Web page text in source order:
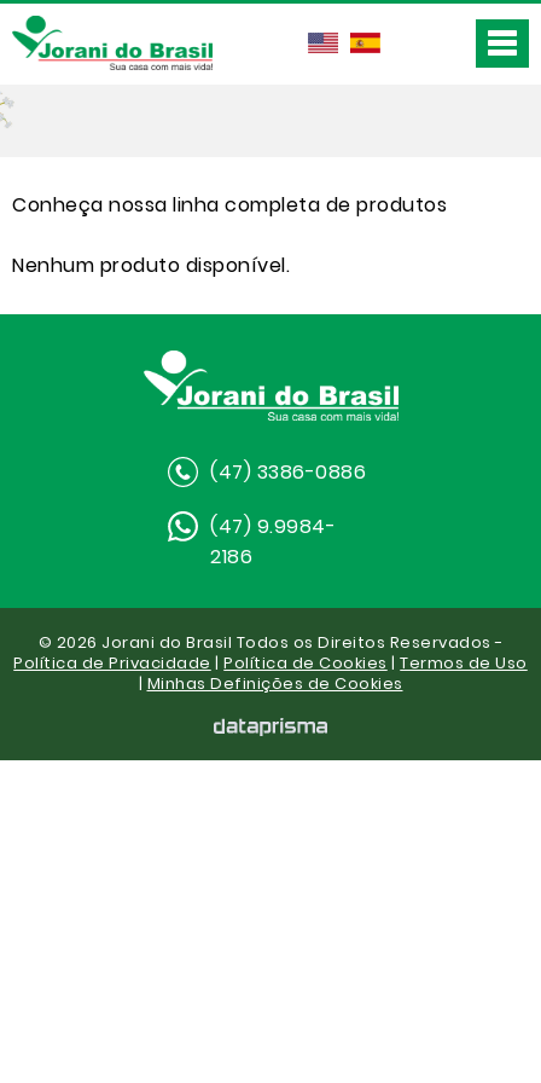
Conheça nossa linha completa de produtos
Nenhum produto disponível.
(47) 3386-0886
(47) 9.9984-
2186
© 2026 Jorani do Brasil Todos os Direitos Reservados -
Política de Privacidade |Política de Cookies |Termos de Uso
| Minhas Definições de Cookies